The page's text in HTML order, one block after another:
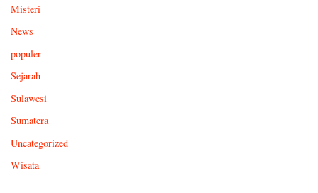
Misteri
News
populer
Sejarah
Sulawesi
Sumatera
Uncategorized
Wisata